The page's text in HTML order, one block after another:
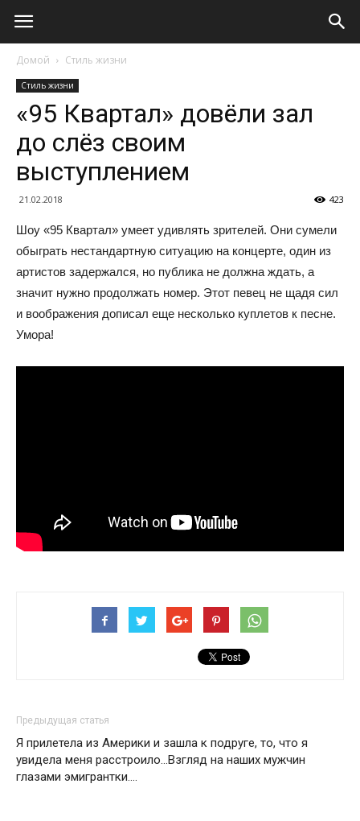
Домой Стиль жизни
Стиль жизни
«95 Квартал» довёли зал
до слёз своим
выступлением
21.02.2018 423
Шоу «95 Квартал» умеет удивлять зрителей. Они сумели
обыграть нестандартную ситуацию на концерте, один из
артистов задержался, но публика не должна ждать, а
значит нужно продолжать номер. Этот певец не щадя сил
и воображения дописал еще несколько куплетов к песне.
Умора!
Предыдущая статья
Я прилетела из Америки и зашла к подруге, то, что я
увидела меня расстроило…Взгляд на наших мужчин
глазами эмигрантки….